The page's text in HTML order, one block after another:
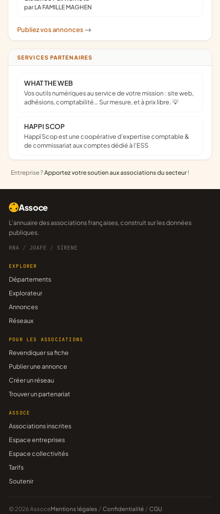
par LA FAMILLE MAGHEN
Publiez vos annonces ->
SERVICES PARTENAIRES
WHAT THE WEB
Vos outils numériques au service de votre mission : site web,
adhésions, comptabilité… Sur mesure, et à prix libre. 💡
HAPPI SCOP
Happï Scop est une coopérative d’expertise comptable &
de commissariat aux comptes dédié à l'ESS
Entreprise ?Apportez votre soutien aux associations du secteur !
Assoce
L'annuaire des associations françaises, construit sur les données
publiques.
RNA / JOAFE / SIRENE
EXPLORER
Départements
Explorateur
Annonces
Réseaux
POUR LES ASSOCIATIONS
Revendiquer sa fiche
Publier une annonce
Créer un réseau
Trouver un partenariat
ASSOCE
Associations inscrites
Espace entreprises
Espace collectivités
Tarifs
Soutenir
© 2026 AssoceMentions légales / Confidentialité / CGU